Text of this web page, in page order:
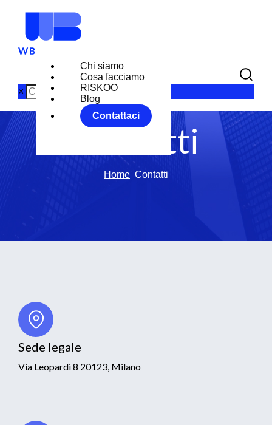
Chi siamo
Cosa facciamo
RISKOO
Blog
Contattaci
×
Contatti
Home Contatti
Sede legale
Via Leopardi 8 20123, Milano